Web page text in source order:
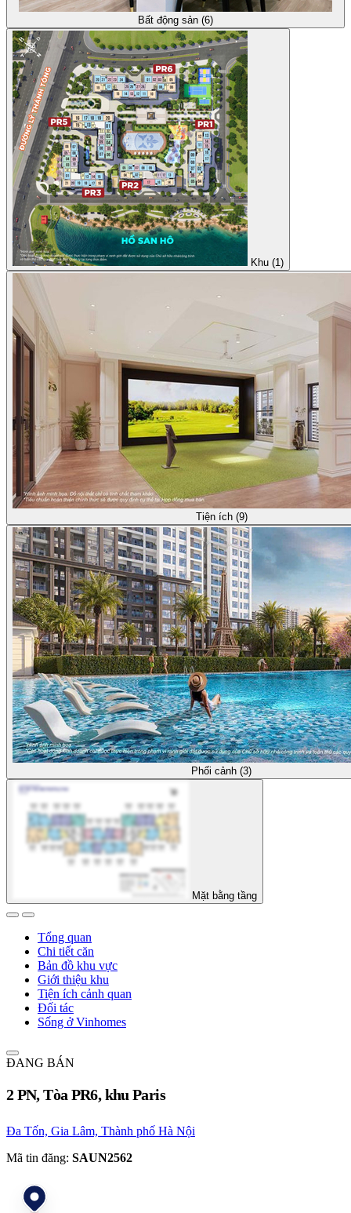
Bất động sản (6)
Khu (1)
Tiện ích (9)
Phối cảnh (3)
Mặt bằng tầng
Tổng quan
Chi tiết căn
Bản đồ khu vực
Giới thiệu khu
Tiện ích cảnh quan
Đối tác
Sống ở Vinhomes
ĐANG BÁN
2 PN, Tòa PR6, khu Paris
Đa Tốn, Gia Lâm, Thành phố Hà Nội
Mã tin đăng: SAUN2562